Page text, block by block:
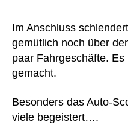
Im Anschluss
gemütlich noch über
paar Fahrgeschäfte.
gemacht.
Besonders das Auto-
viele begeistert….